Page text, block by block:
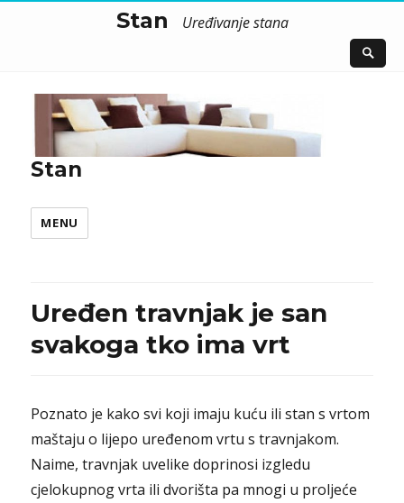
Stan Uređivanje stana
Stan
MENU
Uređen travnjak je san
svakoga tko ima vrt
Poznato je kako svi koji imaju kuću ili stan s vrtom
maštaju o lijepo uređenom vrtu s travnjakom.
Naime, travnjak uvelike doprinosi izgledu
cjelokupnog vrta ili dvorišta pa mnogi u proljeće